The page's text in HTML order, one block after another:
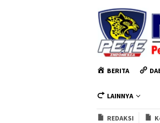
BERITA
LAINNYA
REDAKSI